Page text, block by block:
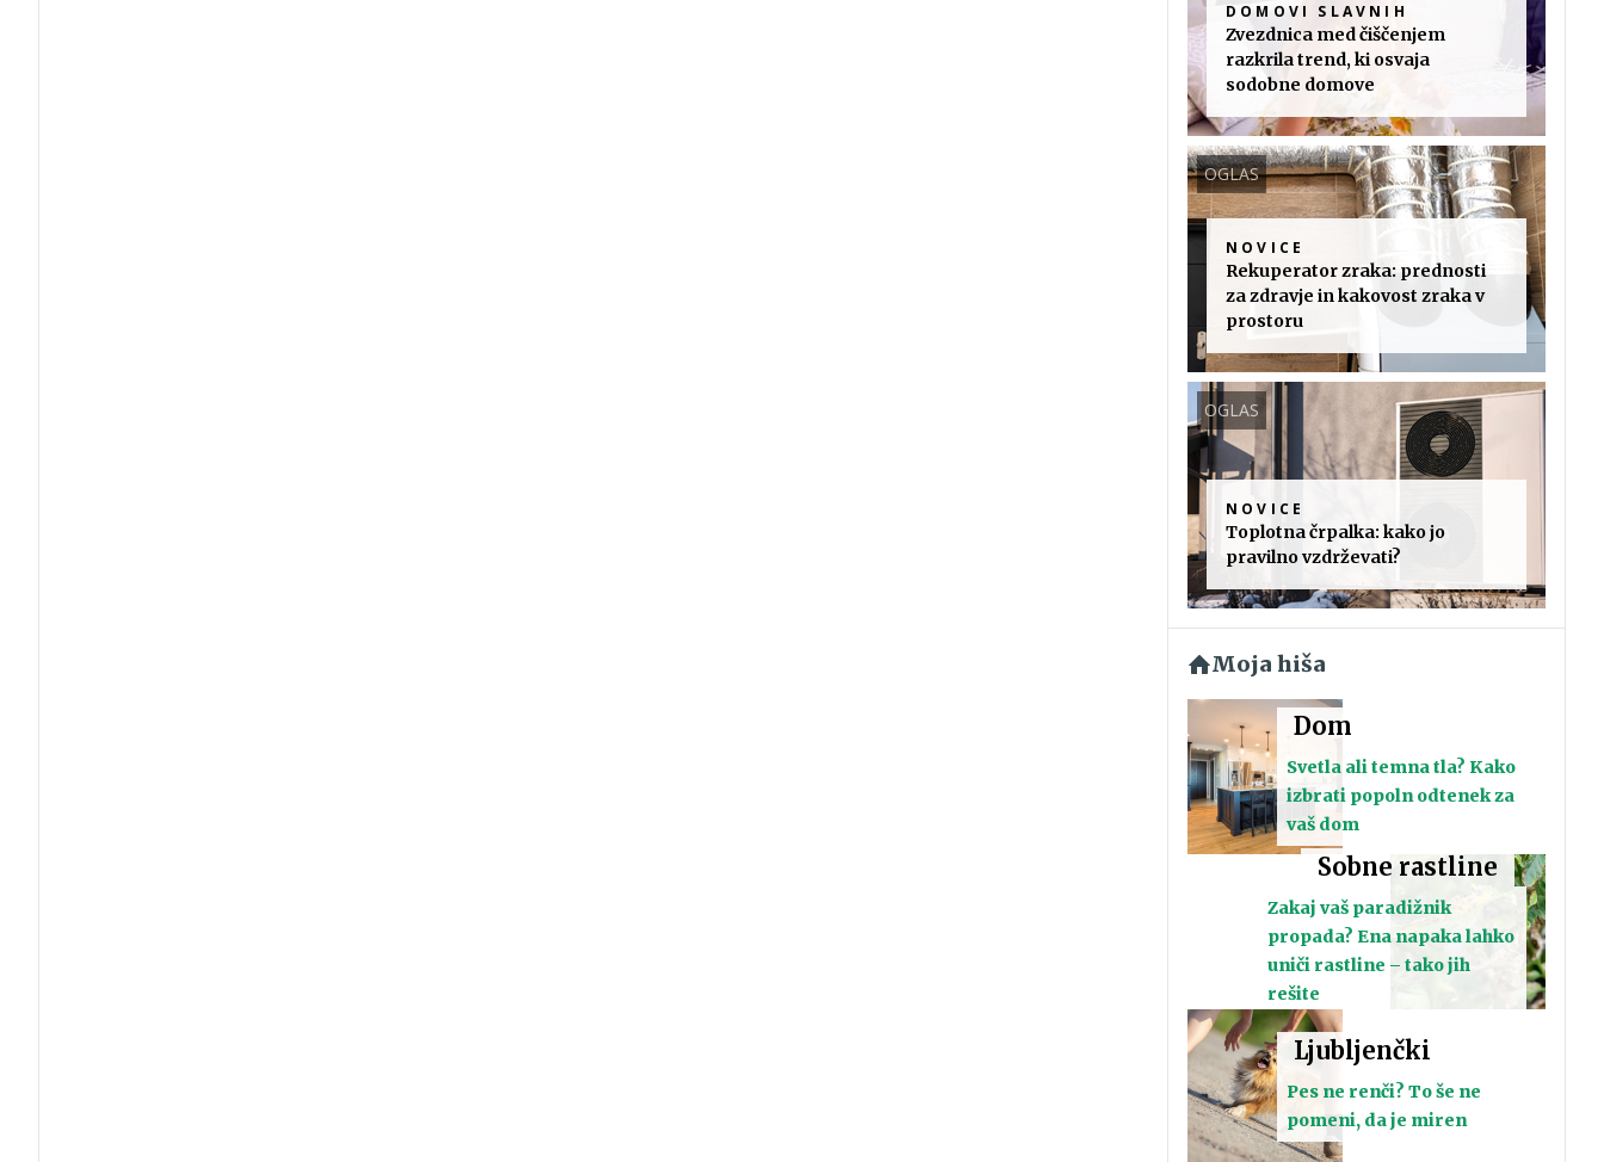
DOMOVI SLAVNIH
Zvezdnica med čiščenjem
razkrila trend, ki osvaja
sodobne domove
OGLAS
NOVICE
Rekuperator zraka: prednosti
za zdravje in kakovost zraka v
prostoru
OGLAS
NOVICE
Toplotna črpalka: kako jo
pravilno vzdrževati?
Moja hiša
Dom
Svetla ali temna tla? Kako
izbrati popoln odtenek za
vaš dom
Sobne rastline
Zakaj vaš paradižnik
propada? Ena napaka lahko
uniči rastline – tako jih
rešite
Ljubljenčki
Pes ne renči? To še ne
pomeni, da je miren